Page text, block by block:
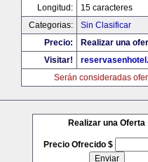
Longitud:
15 caracteres
Categorias:
Sin Clasificar
Precio:
Realizar una
Visitar!
Serán consideradas
Realizar una Oferta
Precio Ofrecido $